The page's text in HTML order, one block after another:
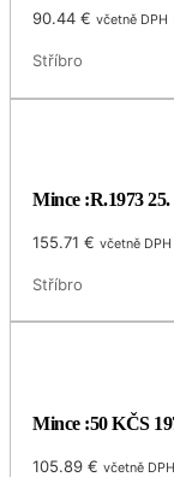
90.44€ včetně DPH
Stříbro
Mince :R.1973
155.71€ včetně DPH
Stříbro
Mince :50 KČS
105.89€ včetně DPH